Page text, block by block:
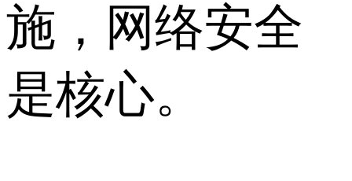
施，网络安全
是核心。